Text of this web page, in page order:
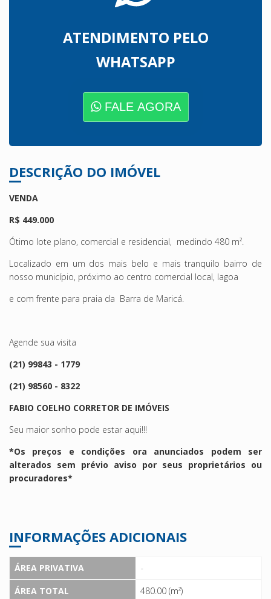
ATENDIMENTO PELO
WHATSAPP
FALE AGORA
DESCRIÇÃO DO IMÓVEL
VENDA
R$ 449.000
Ótimo lote plano, comercial e residencial, medindo 480 m².
Localizado em um dos mais belo e mais tranquilo bairro de
nosso município, próximo ao centro comercial local, lagoa
e com frente para praia da Barra de Maricá.
Agende sua visita
(21) 99843 - 1779
(21) 98560 - 8322
FABIO COELHO CORRETOR DE IMÓVEIS
Seu maior sonho pode estar aqui!!!
*Os preços e condições ora anunciados podem ser
alterados sem prévio aviso por seus proprietários ou
procuradores*
INFORMAÇÕES ADICIONAIS
ÁREA PRIVATIVA -
ÁREA TOTAL
480.00 (m²)